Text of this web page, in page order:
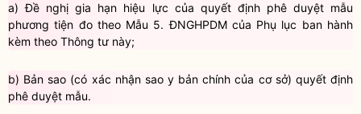
a)Đề nghị gia hạn hiệu lực của quyết định phê duyệt mẫu
phương tiện đo theo Mẫu 5. ĐNGHPDMcủa Phụ lục ban hành
kèm theo Thông tư này;
b) Bản sao (có xác nhận sao y bản chính của cơ sở) quyết định
phê duyệt mẫu.